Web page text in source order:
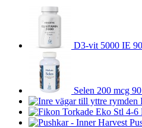
D3-vit 5000 IE
Selen 200 mcg